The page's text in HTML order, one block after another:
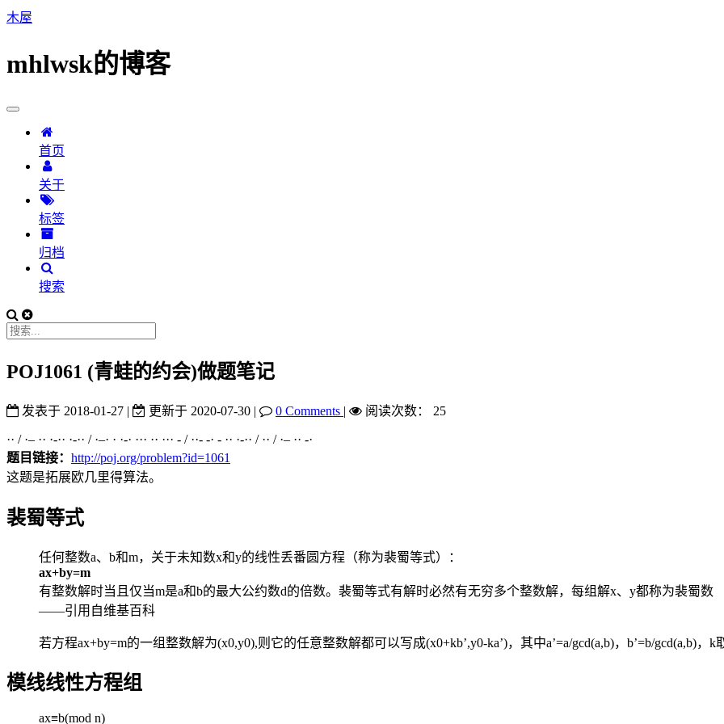
木屋
mhlwsk的博客
首页
关于
标签
归档
搜索
POJ1061 (青蛙的约会)做题笔记
发表于 2018-01-27 | 更新于 2020-07-30 | 0 Comments | 阅读次数： 25
·· / ·– ·· ·-·· ·-·· / ·–· · ·-· ··· ·· ··· - / ··- -· - ·· ·-·· / ·· / ·– ·· -·
题目链接： http://poj.org/problem?id=1061
这题是拓展欧几里得算法。
裴蜀等式
任何整数a、b和m，关于未知数x和y的线性丢番圆方程（称为裴蜀等式）：
ax+by=m
有整数解时当且仅当m是a和b的最大公约数d的倍数。裴蜀等式有解时必然有无穷多个整数解，每组解x、y都称为裴蜀数
——引用自维基百科
若方程ax+by=m的一组整数解为(x0,y0),则它的任意整数解都可以写成(x0+kb’,y0-ka’)，其中a’=a/gcd(a,b)，b’=b/gcd(a,b)，k
模线线性方程组
ax≡b(mod n)